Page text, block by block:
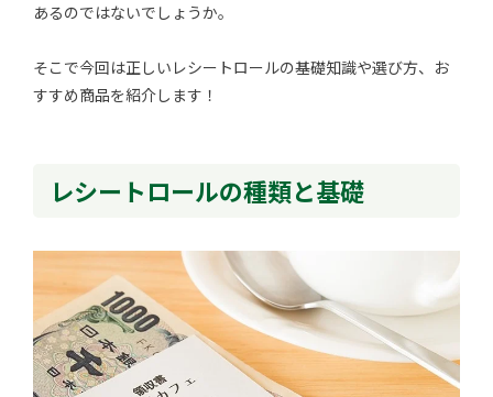
あるのではないでしょうか。
そこで今回は正しいレシートロールの基礎知識や選び方、お
すすめ商品を紹介します！
レシートロールの種類と基礎